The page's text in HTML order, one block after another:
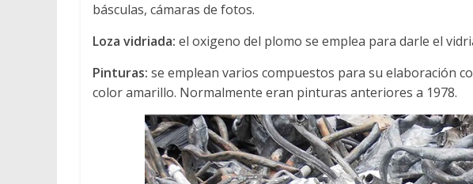
básculas, cámaras de fotos.
Loza vidriada: el oxigeno del plomo se emplea para darle el
Pinturas: se emplean varios compuestos para su elaboración
color amarillo. Normalmente eran pinturas anteriores a 1978.